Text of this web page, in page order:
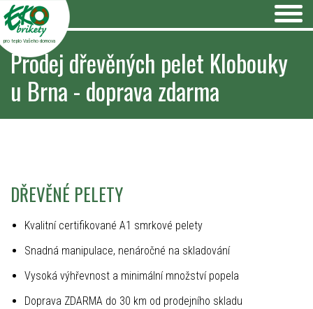
pro teplo Vašeho domova
Prodej dřevěných pelet Klobouky
u Brna - doprava zdarma
DŘEVĚNÉ PELETY
Kvalitní certifikované A1 smrkové pelety
Snadná manipulace, nenáročné na skladování
Vysoká výhřevnost a minimální množství popela
Doprava ZDARMA do 30 km od prodejního skladu